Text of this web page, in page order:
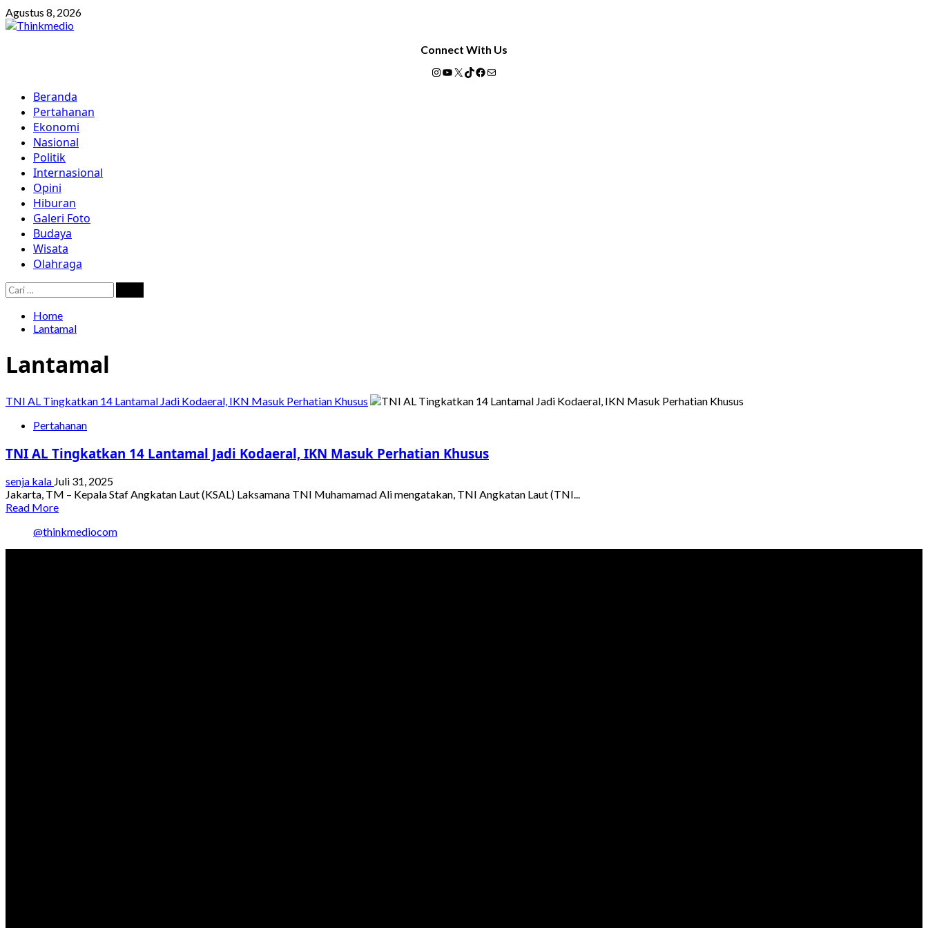
Skip
to
Agustus 8, 2026
Connect With Us
Instagram
YouTube
X TikTok
Facebook
Mail
Primary
Menu
Beranda
Pertahanan
Ekonomi
Nasional
Politik
Internasional
Opini
Hiburan
Galeri Foto
Budaya
Wisata
Olahraga
Cari
untuk:
Home
Lantamal
Lantamal
TNI AL Tingkatkan 14 Lantamal Jadi Kodaeral, IKN Masuk Perhatian Khusus
Pertahanan
TNI AL Tingkatkan 14 Lantamal Jadi Kodaeral, IKN Masuk Perhatian Khusus
senja kala Juli 31, 2025
Jakarta, TM – Kepala Staf Angkatan Laut (KSAL) Laksamana TNI Muhamamad Ali mengatakan, TNI Angkatan Laut (TNI...
Read MoreRead
about
TNI
@thinkmediocom